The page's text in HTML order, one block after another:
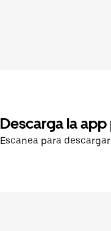
Descarga la
Escanea para descargar